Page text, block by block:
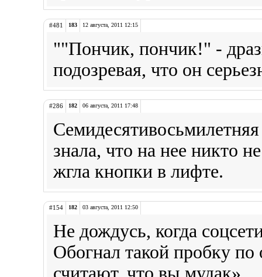
#481 183 12 августа, 2011 12:15
""Пончик, пончик!" -
подозревая, что он
#286 182 06 августа, 2011 17:48
знала, что на нее никто
жгла кнопки в лифте.
#154 182 03 августа, 2011 12:50
Не дождусь, когда
Обогнал такой пробку по